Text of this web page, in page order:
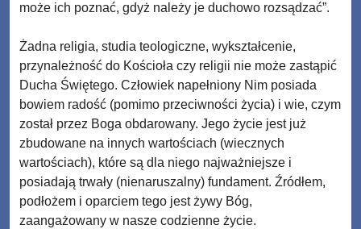
może ich poznać, gdyż należy je duchowo rozsądzać”.
Żadna religia, studia teologiczne, wykształcenie,
przynależność do Kościoła czy religii nie może zastąpić
Ducha Świętego. Człowiek napełniony Nim posiada
bowiem radość (pomimo przeciwności życia) i wie, czym
został przez Boga obdarowany. Jego życie jest już
zbudowane na innych wartościach (wiecznych
wartościach), które są dla niego najważniejsze i
posiadają trwały (nienaruszalny) fundament. Źródłem,
podłożem i oparciem tego jest żywy Bóg,
zaangażowany w nasze codzienne życie.